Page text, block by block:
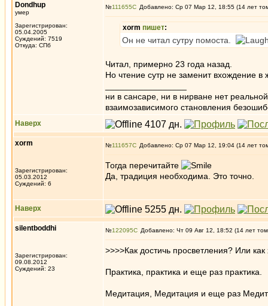
Dondhup
умер
Зарегистрирован:
05.04.2005
Суждений: 7519
Откуда: СПб
№111655 Добавлено: Ср 07 Мар 12, 18:55 (14 лет
xorm пишет:
Он не читал сутру помоста.
Читал, примерно 23 года назад.
Но чтение сутр не заменит вхождение
ни в сансаре, ни в нирване нет
взаимозависимого становления
Наверх
xorm
Зарегистрирован:
05.03.2012
Суждений: 6
№111657 Добавлено: Ср 07 Мар 12, 19:04 (14 лет
Тогда перечитайте
Да, традиция необходима. Это точно.
Наверх
silentboddhi
Зарегистрирован:
09.08.2012
Суждений: 23
№122095 Добавлено: Чт 09 Авг 12, 18:52 (14 лет
>>>>Как достичь просветления? Или
Практика, практика и еще раз практика.
Медитация, Медитация и еще раз